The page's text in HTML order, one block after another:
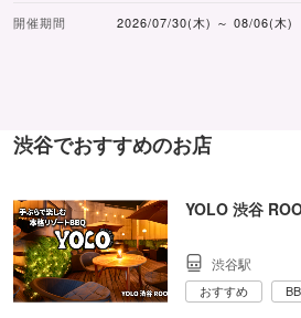
開催期間 2026/07/30(木) ～ 08/06(木)
渋谷でおすすめのお店
YOLO 渋谷
渋谷駅
おすすめ